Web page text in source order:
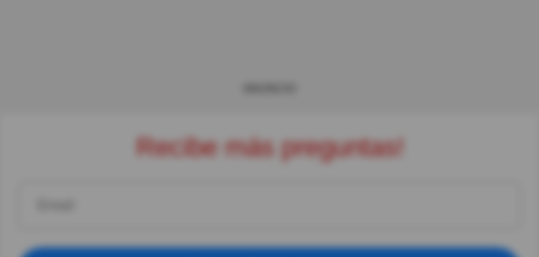
Recibe más preguntas!